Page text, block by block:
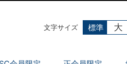
文字サイズ 標準 大